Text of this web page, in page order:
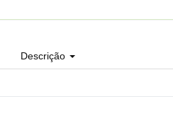
Descrição